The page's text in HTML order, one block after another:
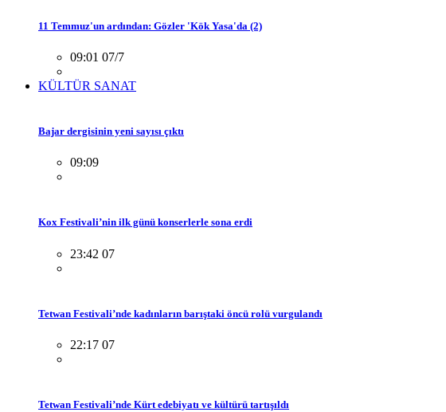
11 Temmuz'un ardından: Gözler 'Kök Yasa'da (2)
09:01 07/7
KÜLTÜR SANAT
Bajar dergisinin yeni sayısı çıktı
09:09
Kox Festivali’nin ilk günü konserlerle sona erdi
23:42 07
Tetwan Festivali’nde kadınların barıştaki öncü rolü vurgulandı
22:17 07
Tetwan Festivali’nde Kürt edebiyatı ve kültürü tartışıldı